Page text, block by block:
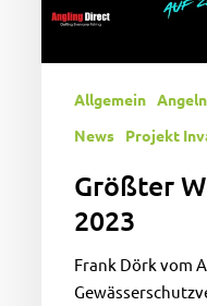
Allgemein Angeln
News
Projekt
Größter
2023
Frank Dörk vom